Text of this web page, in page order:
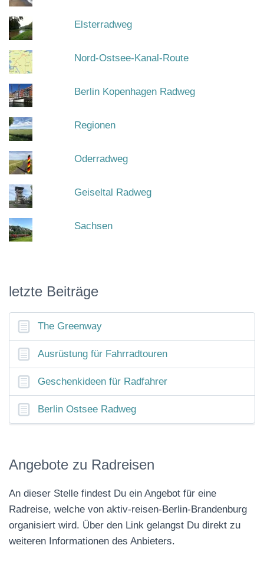
Elsterradweg
Nord-Ostsee-Kanal-Route
Berlin Kopenhagen Radweg
Regionen
Oderradweg
Geiseltal Radweg
Sachsen
letzte Beiträge
The Greenway
Ausrüstung für Fahrradtouren
Geschenkideen für Radfahrer
Berlin Ostsee Radweg
Angebote zu Radreisen
An dieser Stelle findest Du ein Angebot für eine
Radreise, welche von aktiv-reisen-Berlin-Brandenburg
organisiert wird. Über den Link gelangst Du direkt zu
weiteren Informationen des Anbieters.